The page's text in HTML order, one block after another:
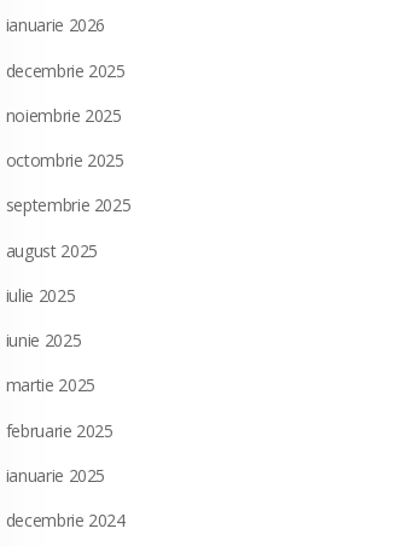
ianuarie 2026
decembrie 2025
noiembrie 2025
octombrie 2025
septembrie 2025
august 2025
iulie 2025
iunie 2025
martie 2025
februarie 2025
ianuarie 2025
decembrie 2024